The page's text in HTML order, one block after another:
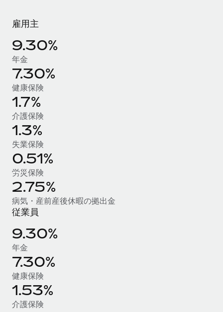
専門家に相談
バックグラウンドチェック
候補者の選考プロセスをシンプルに
Compliance Watchtower
コンプライアンスリスクを先回りして対応
デバイス管理
ITデバイスを世界規模で提供・管理
法人設立
法令順守した法人をスピーディに設立
移住・転勤
従業員の異動をスムーズに
従業員の福利厚生を簡単に管理
統合とAI自動化に関するコンサルティング
活用事例
情報センター
サポートを依頼する
すべてのリソースを表示する
ブログ
グローバル給与処理
EORおよびPEO
契約社員管理
税務
ブログを読む
ブログ
Remoteの製品アップデート：GustoとXeroの統合お
よびContractor Management Plus（契約社員管理
プラス）
Remoteの使命は、世界のどこにいても、あらゆる規模の企業が
業務に最適な人材を採用し、管理し、給与を支給できるようにす
雇用主
9.30%
年金
7.30%
健康保険
1.7%
介護保険
1.3%
失業保険
0.51%
労災保険
2.75%
病気・産前産後休暇の拠出金
従業員
9.30%
年金
7.30%
健康保険
1.53%
介護保険